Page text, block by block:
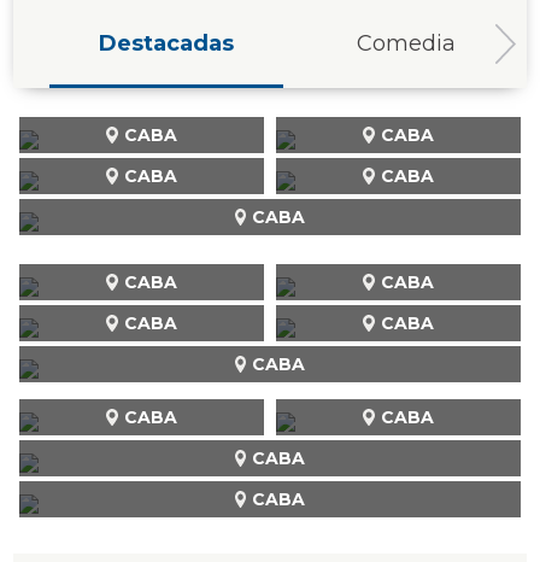
Destacadas Comedia
CABA
CABA
CABA
CABA
CABA
CABA CABA
CABA
CABA CABA
CABA
CABA CABA
CABA